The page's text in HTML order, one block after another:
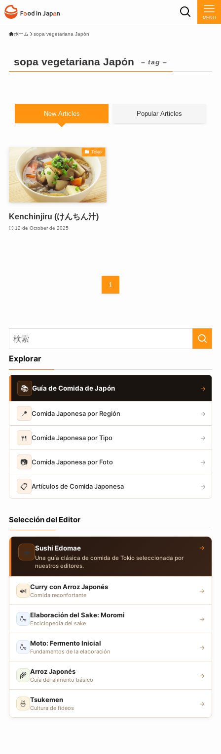
MENU
ホーム sopa vegetariana Japón
sopa vegetariana Japón – tag –
New Articles Popular Articles
Tokio
Kenchinjiru (けんちん汁)
12 de October de 2025
1
Explorar
📚 Guía de Comida de Japón →
📍 Comida Japonesa por Región →
🍴 Comida Japonesa por Tipo →
📷 Comida Japonesa por Foto →
📋 Artículos de Comida Japonesa →
Selección del Editor
🍣 Sushi Edomae
Una guía clásica de comida de Tokio seleccionada por
nuestros editores.
→
🍛 Curry con Arroz Japonés
Comida reconfortante
→
🍶 Elaboración del Sake: Moromi
Enciclopedia del sake
→
🍶 Moto: Fermento Inicial
Fundamentos de la elaboración
→
🌾 Arroz Japonés
Guía del alimento básico
→
🍜 Tsukemen
Cultura de fideos
→